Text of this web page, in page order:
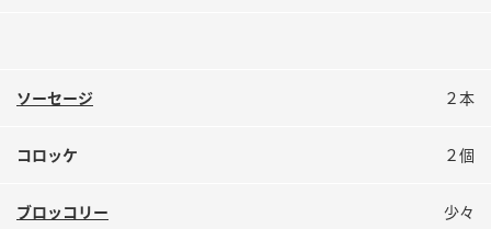
ソーセージ ２本
コロッケ ２個
ブロッコリー 少々